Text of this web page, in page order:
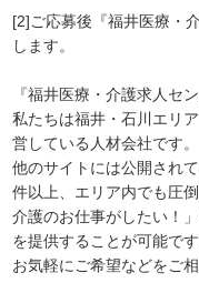
[2]ご応募後『福井医療・
します。
『福井医療・介護求人セ
私たちは福井・石川エリ
営している人材会社です
他のサイトには公開され
件以上、エリア内でも圧
介護のお仕事がしたい！
を提供することが可能で
お気軽にご希望などをご相